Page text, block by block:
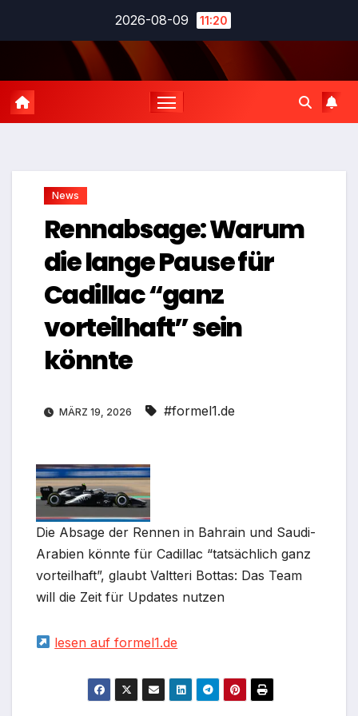
2026-08-09 11:20
News
Rennabsage: Warum
die lange Pause für
Cadillac “ganz
vorteilhaft” sein
könnte
MÄRZ 19, 2026 #formel1.de
Die Absage der Rennen in Bahrain und Saudi-
Arabien könnte für Cadillac “tatsächlich ganz
vorteilhaft”, glaubt Valtteri Bottas: Das Team
will die Zeit für Updates nutzen
lesen auf formel1.de